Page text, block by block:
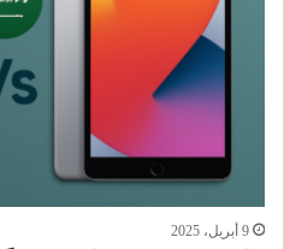
9 أبريل، 2025